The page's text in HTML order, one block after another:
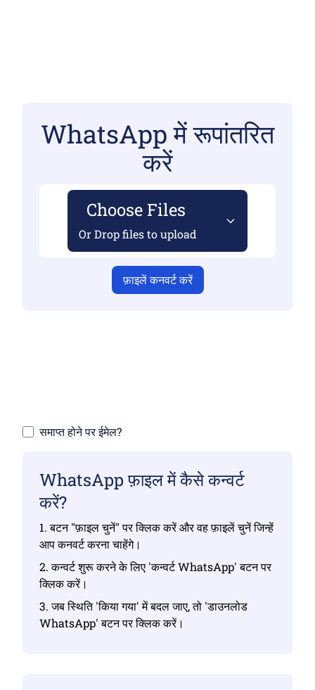
WhatsApp में रूपांतरित
करें
Choose Files
Or Drop files to upload
फ़ाइलें कनवर्ट करें
समाप्त होने पर ईमेल?
WhatsApp फ़ाइल में कैसे कन्वर्ट
करें?
1. बटन "फ़ाइल चुनें" पर क्लिक करें और वह फ़ाइलें चुनें जिन्हें
आप कनवर्ट करना चाहेंगे।
2. कन्वर्ट शुरू करने के लिए 'कन्वर्ट WhatsApp' बटन पर
क्लिक करें।
3. जब स्थिति 'किया गया' में बदल जाए, तो 'डाउनलोड
WhatsApp' बटन पर क्लिक करें।